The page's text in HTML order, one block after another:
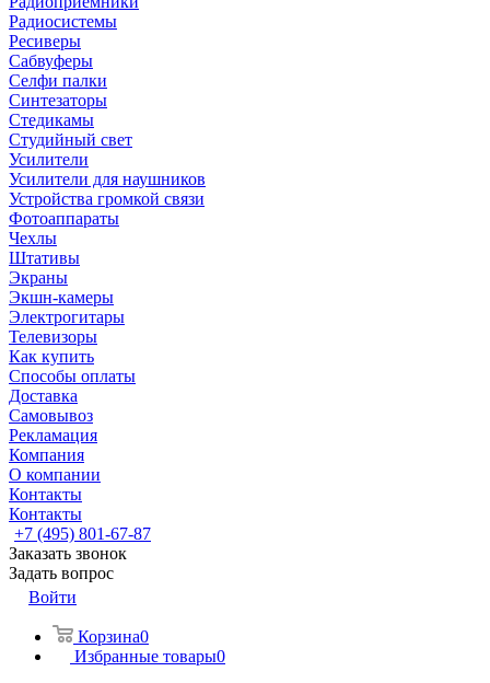
Радиосистемы
Ресиверы
Сабвуферы
Селфи палки
Синтезаторы
Стедикамы
Студийный свет
Усилители
Усилители для наушников
Устройства громкой связи
Фотоаппараты
Чехлы
Штативы
Экраны
Экшн-камеры
Электрогитары
Телевизоры
Как купить
Способы оплаты
Доставка
Самовывоз
Рекламация
Компания
О компании
Контакты
Контакты
+7 (495) 801-67-87
Заказать звонок
Задать вопрос
Войти
Корзина0
Избранные товары0